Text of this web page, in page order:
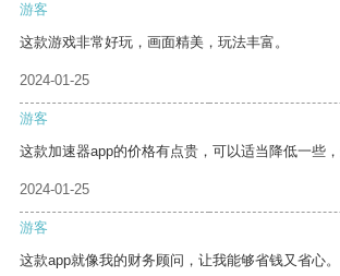
游客
这款游戏非常好玩，画面精美，玩法丰富。
2024-01-25
游客
这款加速器app的价格有点贵，可以适当降低一些，
2024-01-25
游客
这款app就像我的财务顾问，让我能够省钱又省心。